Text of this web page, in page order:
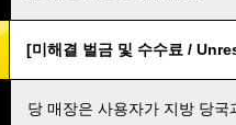
[미해결 벌금 및 수수료 /
당 매장은 사용자가 지방 당